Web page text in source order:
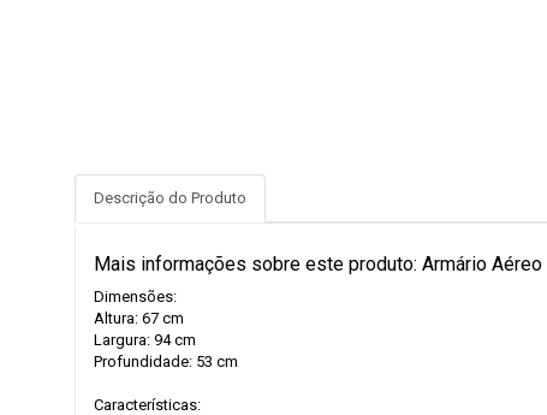
Descrição do Produto
Mais informações sobre este produto: Armário
Dimensões:
Altura: 67 cm
Largura: 94 cm
Profundidade: 53 cm
Características: